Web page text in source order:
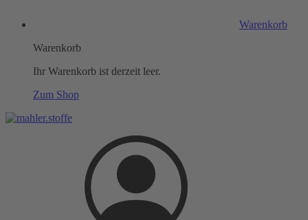
Warenkorb
Warenkorb
Ihr Warenkorb ist derzeit leer.
Zum Shop